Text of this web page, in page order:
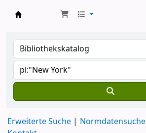
Erweiterte Suche Normdatensuche